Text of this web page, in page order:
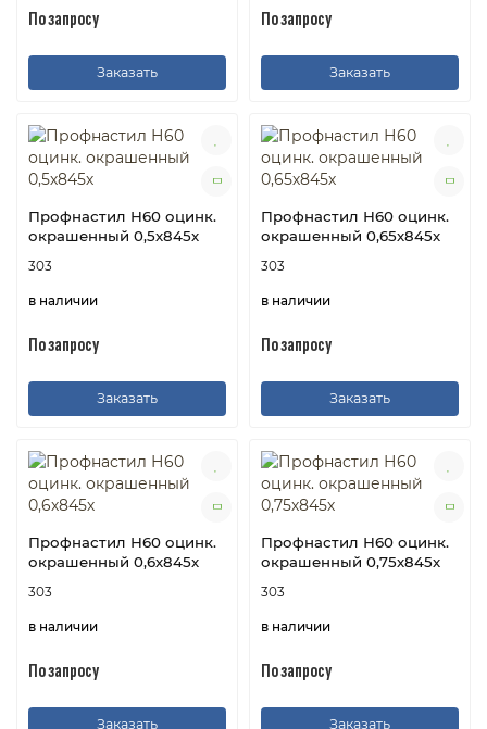
По запросу
Заказать
По запросу
Заказать
Профнастил Н60 оцинк.
окрашенный 0,5х845х
303
в наличии
По запросу
Заказать
Профнастил Н60 оцинк.
окрашенный 0,65х845х
303
в наличии
По запросу
Заказать
Профнастил Н60 оцинк.
окрашенный 0,6х845х
303
в наличии
По запросу
Заказать
Профнастил Н60 оцинк.
окрашенный 0,75х845х
303
в наличии
По запросу
Заказать